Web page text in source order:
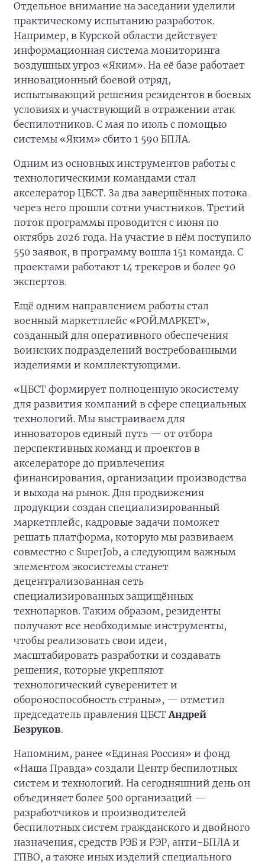
Отдельное внимание на заседании уделили
практическому испытанию разработок.
Например, в Курской области действует
информационная система мониторинга
воздушных угроз «Яким». На её базе работает
инновационный боевой отряд,
испытывающий решения резидентов в боевых
условиях и участвующий в отражении атак
беспилотников. С мая по июль с помощью
системы «Яким» сбито 1 590 БПЛА.
Одним из основных инструментов работы с
технологическими командами стал
акселератор ЦБСТ. За два завершённых потока
через него прошли сотни участников. Третий
поток программы проводится с июня по
октябрь 2026 года. На участие в нём поступило
550 заявок, в программу вошла 151 команда. С
проектами работают 14 трекеров и более 90
экспертов.
Ещё одним направлением работы стал
военный маркетплейс «РОЙ.МАРКЕТ»,
созданный для оперативного обеспечения
воинских подразделений востребованными
изделиями и комплектующими.
«ЦБСТ формирует полноценную экосистему
для развития компаний в сфере специальных
технологий. Мы выстраиваем для
инноваторов единый путь — от отбора
перспективных команд и проектов в
акселераторе до привлечения
финансирования, организации производства
и выхода на рынок. Для продвижения
продукции создан специализированный
маркетплейс, кадровые задачи поможет
решать платформа, которую мы развиваем
совместно с SuperJob, а следующим важным
элементом экосистемы станет
децентрализованная сеть
специализированных защищённых
технопарков. Таким образом, резиденты
получают все необходимые инструменты,
чтобы реализовать свои идеи,
масштабировать разработки и создавать
решения, которые укрепляют
технологический суверенитет и
обороноспособность страны», — отметил
председатель правления ЦБСТАндрей
Безруков.
Напомним, ранее «Единая Россия» и фонд
«Наша Правда» создали Центр беспилотных
систем и технологий. На сегодняшний день он
объединяет более 500 организаций —
разработчиков и производителей
беспилотных систем гражданского и двойного
назначения, средств РЭБ и РЭР, анти-БПЛА и
ГПВО, а также иных изделий специального